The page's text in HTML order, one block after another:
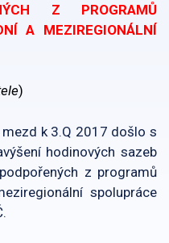
Z PROGRAMŮ
A MEZIREGIONÁLNÍ
)
k 3.Q 2017 došlo s
hodinových sazeb
z programů
spolupráce